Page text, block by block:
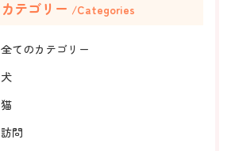
カテゴリー Categories
全てのカテゴリー
犬
猫
訪問